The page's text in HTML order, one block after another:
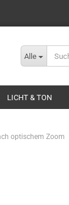
Alle
LICHT & TON
optischem Zoom